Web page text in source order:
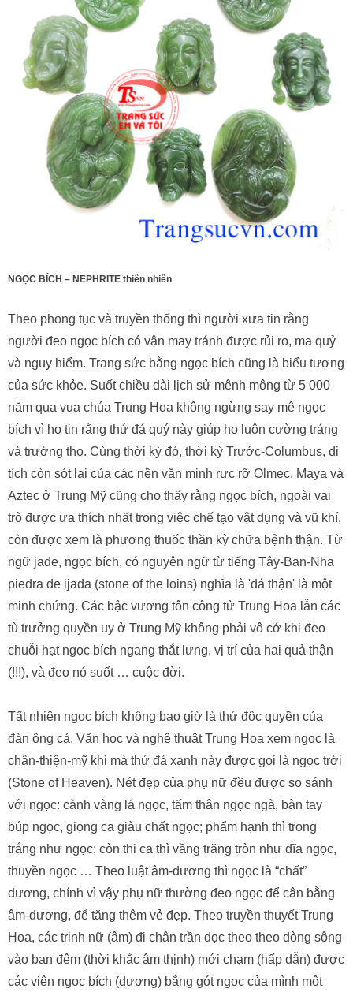
NGỌC BÍCH – NEPHRITE thiên nhiên
Theo phong tục và truyền thống thì người xưa tin rằng
người đeo ngọc bích có vận may tránh được rủi ro, ma quỷ
và nguy hiểm. Trang sức bằng ngọc bích cũng là biểu tượng
của sức khỏe. Suốt chiều dài lịch sử mênh mông từ 5 000
năm qua vua chúa Trung Hoa không ngừng say mê ngọc
bích vì họ tin rằng thứ đá quý này giúp họ luôn cường tráng
và trường thọ. Cùng thời kỳ đó, thời kỳ Trước-Columbus, di
tích còn sót lại của các nền văn minh rực rỡ Olmec, Maya và
Aztec ở Trung Mỹ cũng cho thấy rằng ngọc bích, ngoài vai
trò được ưa thích nhất trong việc chế tạo vật dụng và vũ khí,
còn được xem là phương thuốc thần kỳ chữa bệnh thận. Từ
ngữ jade, ngọc bích, có nguyên ngữ từ tiếng Tây-Ban-Nha
piedra de ijada (stone of the loins) nghĩa là 'đá thận' là một
minh chứng. Các bậc vương tôn công tử Trung Hoa lẫn các
tù trưởng quyền uy ở Trung Mỹ không phải vô cớ khi đeo
chuỗi hạt ngọc bích ngang thắt lưng, vị trí của hai quả thận
(!!!), và đeo nó suốt … cuộc đời.
Tất nhiên ngọc bích không bao giờ là thứ độc quyền của
đàn ông cả. Văn học và nghệ thuật Trung Hoa xem ngọc là
chân-thiện-mỹ khi mà thứ đá xanh này được gọi là ngọc trời
(Stone of Heaven). Nét đẹp của phụ nữ đều được so sánh
với ngọc: cành vàng lá ngọc, tấm thân ngọc ngà, bàn tay
búp ngọc, giọng ca giàu chất ngọc; phẩm hạnh thì trong
trắng như ngọc; còn thi ca thì vầng trăng tròn như đĩa ngọc,
thuyền ngọc … Theo luật âm-dương thì ngọc là “chất”
dương, chính vì vậy phụ nữ thường đeo ngọc để cân bằng
âm-dương, để tăng thêm vẻ đẹp. Theo truyền thuyết Trung
Hoa, các trinh nữ (âm) đi chân trần dọc theo theo dòng sông
vào ban đêm (thời khắc âm thịnh) mới chạm (hấp dẫn) được
các viên ngọc bích (dương) bằng gót ngọc của mình một